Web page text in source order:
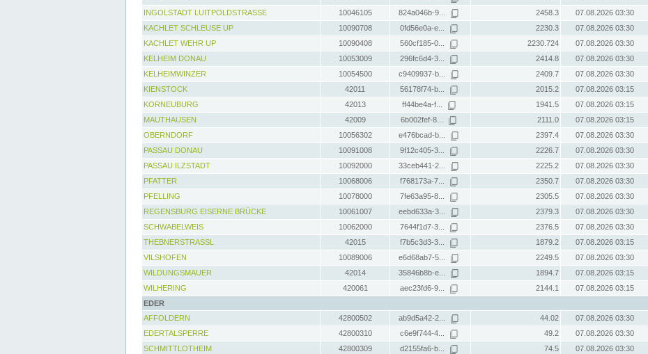
INGOLSTADT LUITPOLDSTRASSE
10046105 824a046b-9... 2458.3
07.08.2026 03:30
KACHLET SCHLEUSE UP
10090708 0fd56e0a-e... 2230.3
07.08.2026 03:30
KACHLET WEHR UP
10090408 560cf185-0... 2230.724
07.08.2026 03:30
KELHEIM DONAU
10053009 296fc6d4-3... 2414.8
07.08.2026 03:30
KELHEIMWINZER
10054500 c9409937-b... 2409.7
07.08.2026 03:30
KIENSTOCK
42011 56178f74-b... 2015.2
07.08.2026 03:15
KORNEUBURG
42013 ff44be4a-f... 1941.5
07.08.2026 03:15
MAUTHAUSEN
42009 6b002fef-8... 2111.0
07.08.2026 03:15
OBERNDORF
10056302 e476bcad-b... 2397.4
07.08.2026 03:30
PASSAU DONAU
10091008 9f12c405-3... 2226.7
07.08.2026 03:30
PASSAU ILZSTADT
10092000 33ceb441-2... 2225.2
07.08.2026 03:30
PFATTER
10068006 f768173a-7... 2350.7
07.08.2026 03:30
PFELLING
10078000 7fe63a95-8... 2305.5
07.08.2026 03:30
REGENSBURG EISERNE BRÜCKE
10061007 eebd633a-3... 2379.3
07.08.2026 03:30
SCHWABELWEIS
10062000 7644f1d7-3... 2376.5
07.08.2026 03:30
THEBNERSTRASSL
42015 f7b5c3d3-3... 1879.2
07.08.2026 03:15
VILSHOFEN
10089006 e6d68ab7-5... 2249.5
07.08.2026 03:30
WILDUNGSMAUER
42014 35846b8b-e... 1894.7
07.08.2026 03:15
WILHERING
420061 aec23fd6-9... 2144.1
07.08.2026 03:15
EDER
AFFOLDERN
42800502 ab9d5a42-2... 44.02
07.08.2026 03:30
EDERTALSPERRE
42800310 c6e9f744-4... 49.2
07.08.2026 03:30
SCHMITTLOTHEIM
42800309 d2155fa6-b... 74.5
07.08.2026 03:30